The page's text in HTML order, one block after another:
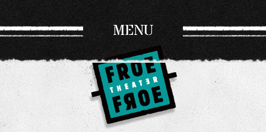
MENU